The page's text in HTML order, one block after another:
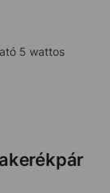
5 wattos